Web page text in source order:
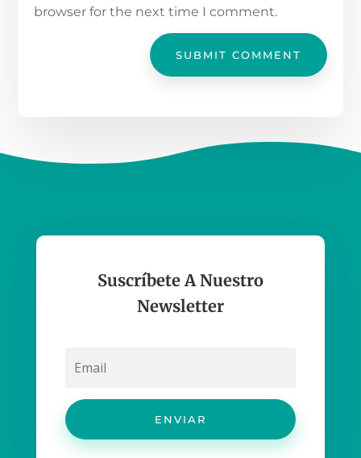
browser for the next time I comment.
SUBMIT COMMENT
Suscríbete A Nuestro
Newsletter
ENVIAR